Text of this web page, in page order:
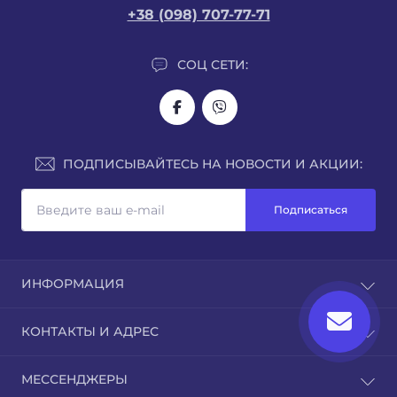
+38 (098) 707-77-71
СОЦ СЕТИ:
ПОДПИСЫВАЙТЕСЬ НА НОВОСТИ И АКЦИИ:
Подписаться
ИНФОРМАЦИЯ
Доставка
Гарантия
КОНТАКТЫ И АДРЕС
МЕССЕНДЖЕРЫ